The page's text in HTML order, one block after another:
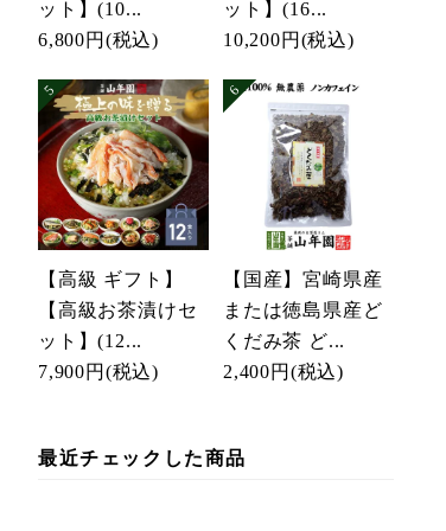
ット】(10...
6,800円 (税込)
ット】(16...
10,200円 (税込)
【高級 ギフト】
【高級お茶漬けセ
ット】(12...
7,900円 (税込)
【国産】宮崎県産
または徳島県産ど
くだみ茶 ど...
2,400円 (税込)
最近チェックした商品